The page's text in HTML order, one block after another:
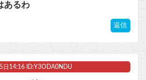
あるわ
返信
日14:16 ID:Y3ODA0NDU